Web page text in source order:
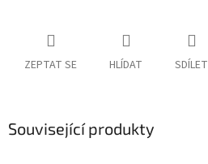
ZEPTAT SE HLÍDAT SDÍLET
Související produkty